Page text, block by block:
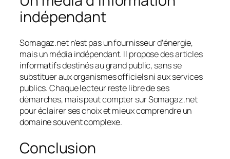
indépendant
Somagaz.net n’est pas un fournisseur d’énergie,
mais un média indépendant. Il propose des articles
informatifs destinés au grand public, sans se
substituer aux organismes officiels ni aux services
publics. Chaque lecteur reste libre de ses
démarches, mais peut compter sur Somagaz.net
pour éclairer ses choix et mieux comprendre un
domaine souvent complexe.
Conclusion